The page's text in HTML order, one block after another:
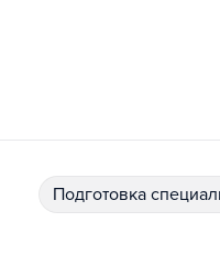
подготовка